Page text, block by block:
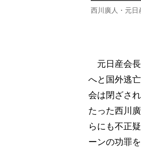
西川廣人・元日
元日産会長
へと国外逃
会は閉ざさ
たった西川
らにも不正
ーンの功罪